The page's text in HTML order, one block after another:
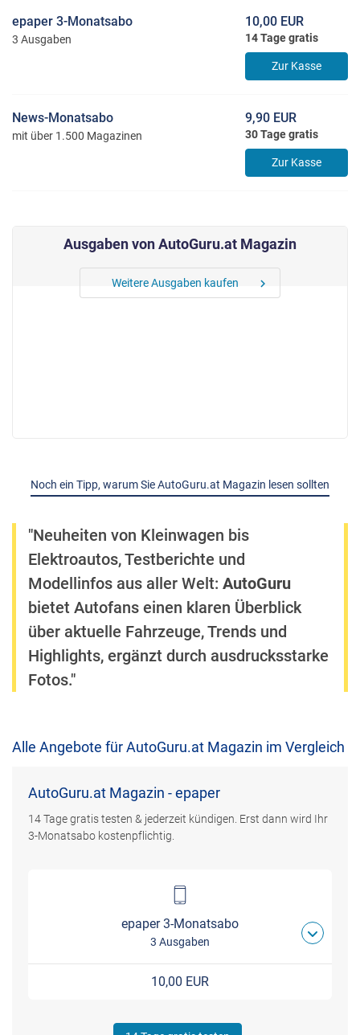
epaper 3-Monatsabo
3 Ausgaben
10,00 EUR
14 Tage gratis
Zur Kasse
News-Monatsabo
mit über 1.500 Magazinen
9,90 EUR
30 Tage gratis
Zur Kasse
Ausgaben von AutoGuru.at Magazin
Weitere Ausgaben kaufen chevron_right
Noch ein Tipp, warum Sie AutoGuru.at Magazin lesen sollten
"Neuheiten von Kleinwagen bis
Elektroautos, Testberichte und
Modellinfos aus aller Welt: AutoGuru
bietet Autofans einen klaren Überblick
über aktuelle Fahrzeuge, Trends und
Highlights, ergänzt durch ausdrucksstarke
Fotos."
Alle Angebote für AutoGuru.at Magazin im Vergleich
AutoGuru.at Magazin - epaper
14 Tage gratis testen & jederzeit kündigen. Erst dann wird Ihr
3-Monatsabo kostenpflichtig.
epaper 3-Monatsabo
3 Ausgaben
10,00 EUR